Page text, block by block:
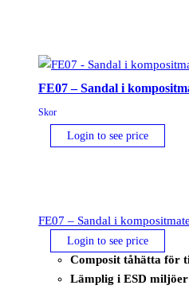
mängd
FE07 – Sandal i
Skor
Login to see price
FE07 – Sandal i
Login to see price
Composit tåhätta för
Lämplig i ESD miljöer